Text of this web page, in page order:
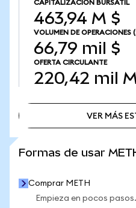
CAPITALIZACIÓN BURSÁTIL
463,94 M $
VOLUMEN DE OPERACIONES
66,79 mil $
OFERTA CIRCULANTE
220,42 mil
VER MÁS
Formas de usar
Comprar METH
Empieza en pocos pasos.